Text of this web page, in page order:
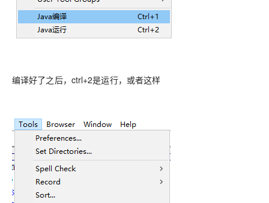
编译好了之后，ctrl+2是运行，或者这样